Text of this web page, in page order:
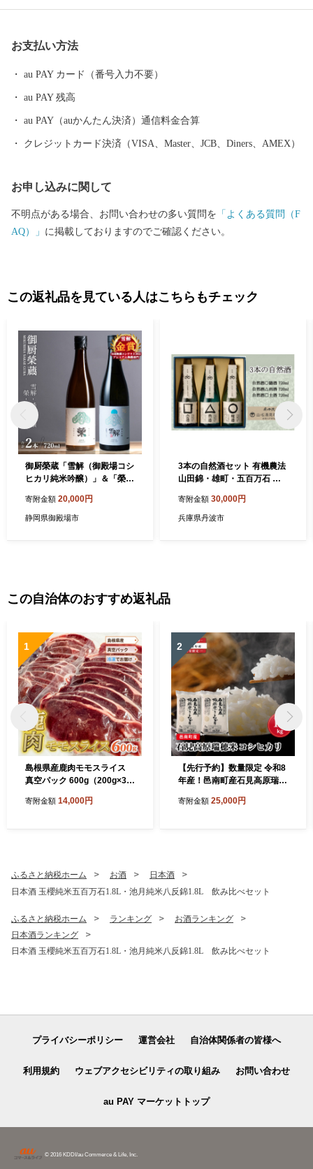
が自ら成長しようとする「子育ち」をサポートする「日本一の子
育て村」を目指す取組を推進しています。
お支払い方法
au PAY カード（番号入力不要）
au PAY 残高
au PAY（auかんたん決済）通信料金合算
クレジットカード決済（VISA、Master、JCB、Diners、AMEX）
お申し込みに関して
不明点がある場合、お問い合わせの多い質問を 「よくある質問（F
AQ）」 に掲載しておりますのでご確認ください。
この返礼品を見ている人はこちらもチェック
御厨榮蔵「雪解（御殿場コシ
ヒカリ純米吟醸）」＆「榮
比べセット 720ml×2本
寄附金額 20,000円
静岡県御殿場市
3本の自然酒セット 有機農法
山田錦・雄町・五百万石 丹
寄附金額 30,000円
兵庫県丹波市
この自治体のおすすめ返礼品
1
島根県産鹿肉モモスライス
真空パック 600g（200g×3
寄附金額 14,000円
2
【先行予約】数量限定 令和8
年産！邑南町産石見高原瑞穂
寄附金額 25,000円
ふるさと納税ホーム お酒
日本酒
日本酒 玉櫻純米五百万石1.8L・池月純米八反錦1.8L 飲み比べセット
ふるさと納税ホーム ランキング
お酒ランキング
日本酒ランキング
日本酒 玉櫻純米五百万石1.8L・池月純米八反錦1.8L 飲み比べセット
プライバシーポリシー 運営会社 自治体関係者の皆様へ
利用規約 ウェブアクセシビリティの取り組み お問い合わせ
au PAY マーケットトップ
© 2016 KDDI/au Commerce & Life, Inc.